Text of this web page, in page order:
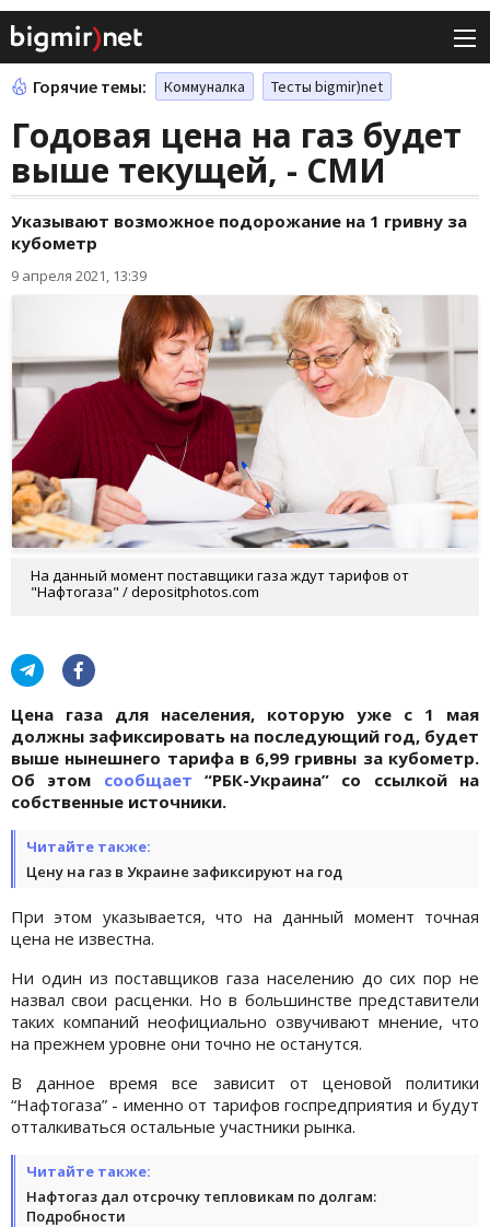
Горячие темы: Коммуналка Тесты bigmir)net
Годовая цена на газ будет
выше текущей, - СМИ
Указывают возможное подорожание на 1 гривну за
кубометр
9 апреля 2021, 13:39
На данный момент поставщики газа ждут тарифов от
"Нафтогаза" / depositphotos.com
Цена газа для населения, которую уже с 1 мая
должны зафиксировать на последующий год, будет
выше нынешнего тарифа в 6,99 гривны за кубометр.
Об этом сообщает “РБК-Украина” со ссылкой на
собственные источники.
Читайте также:
Цену на газ в Украине зафиксируют на год
При этом указывается, что на данный момент точная
цена не известна.
Ни один из поставщиков газа населению до сих пор не
назвал свои расценки. Но в большинстве представители
таких компаний неофициально озвучивают мнение, что
на прежнем уровне они точно не останутся.
В данное время все зависит от ценовой политики
“Нафтогаза” - именно от тарифов госпредприятия и будут
отталкиваться остальные участники рынка.
Читайте также:
Нафтогаз дал отсрочку тепловикам по долгам:
Подробности